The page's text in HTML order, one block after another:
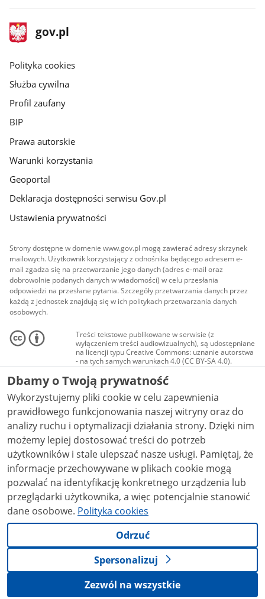
stopka
gov.pl
Strona
gov.pl
gov.pl
Polityka cookies
Służba cywilna
Profil zaufany
BIP
Prawa autorskie
Warunki korzystania
Geoportal
Deklaracja dostępności serwisu Gov.pl
Ustawienia prywatności
Strony dostępne w domenie www.gov.pl mogą zawierać adresy skrzynek
mailowych. Użytkownik korzystający z odnośnika będącego adresem e-
mail zgadza się na przetwarzanie jego danych (adres e-mail oraz
dobrowolnie podanych danych w wiadomości) w celu przesłania
odpowiedzi na przesłane pytania. Szczegóły przetwarzania danych przez
każdą z jednostek znajdują się w ich politykach przetwarzania danych
osobowych.
Treści tekstowe publikowane w serwisie (z
wyłączeniem treści audiowizualnych), są udostępniane
na licencji typu Creative Commons: uznanie autorstwa
- na tych samych warunkach 4.0 (CC BY-SA 4.0).
Materiały audiowizualne, w tym zdjęcia, materiały
audio i wideo, są udostępniane na licencji typu
Creative Commons: uznanie autorstwa użycie
niekomercyjne - bez utworów zależnych 4.0 (CC BY-
NC-ND 4.0), o ile nie jest to stwierdzone inaczej.
Dbamy o Twoją prywatność
Wykorzystujemy pliki cookie w celu zapewnienia
prawidłowego funkcjonowania naszej witryny oraz do
analizy ruchu i optymalizacji działania strony. Dzięki nim
możemy lepiej dostosować treści do potrzeb
użytkowników i stale ulepszać nasze usługi. Pamiętaj, że
informacje przechowywane w plikach cookie mogą
pozwalać na identyfikację konkretnego urządzenia lub
przeglądarki użytkownika, a więc potencjalnie stanowić
dane osobowe. Polityka cookies
Odrzuć
Spersonalizuj
Zezwól na wszystkie